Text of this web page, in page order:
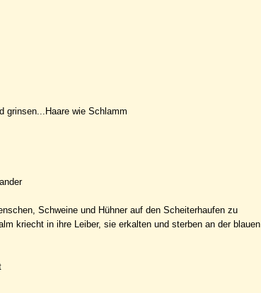
grinsen...Haare wie Schlamm
Schweine und Hühner auf den Scheiterhaufen zu
kriecht in ihre Leiber, sie erkalten und sterben an der blauen